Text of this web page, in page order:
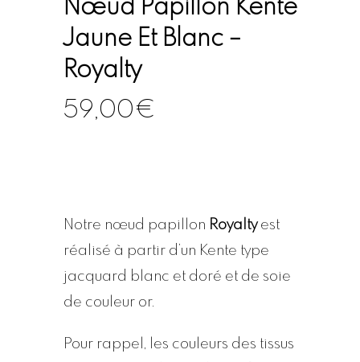
Nœud Papillon Kente
Jaune Et Blanc –
Royalty
59,00€
Notre nœud papillon Royaltyest
réalisé à partir d’un Kente type
jacquard blanc et doré et de soie
de couleur or.
Pour rappel, les couleurs des tissus